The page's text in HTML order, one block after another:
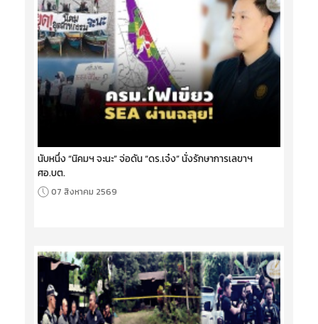
นับหนึ่ง “นิคมฯ จะนะ” จ่อดัน “ดร.เจ๋ง” นั่งรักษาการเลขาฯ
ศอ.บต.
07 สิงหาคม 2569